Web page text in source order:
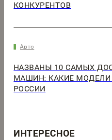
КОНКУРЕНТОВ
Авто
НАЗВАНЫ 10 САМЫХ
МАШИН: КАКИЕ МОДЕЛИ
РОССИИ
ИНТЕРЕСНОЕ